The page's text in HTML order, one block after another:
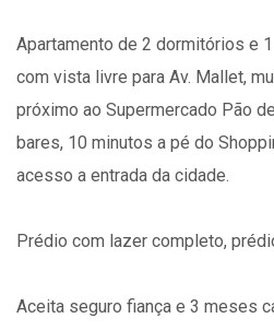
Apartamento de 2 dormitórios e
com vista livre para Av. Mallet,
próximo ao Supermercado Pão
bares, 10 minutos a pé do
acesso a entrada da cidade.
Prédio com lazer completo,
Aceita seguro fiança e 3 meses